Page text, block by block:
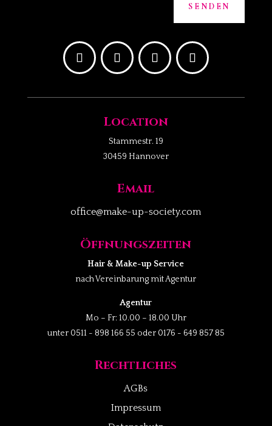
SENDEN
Location
Stammestr. 19
30459 Hannover
Email
office@make-up-society.com
Öffnungszeiten
Hair & Make-up Service
nach Vereinbarung mit Agentur
Agentur
Mo – Fr: 10.00 – 18.00 Uhr
unter 0511 - 898 166 55 oder 0176 - 649 857 85
Rechtliches
AGBs
Impressum